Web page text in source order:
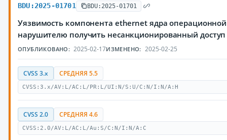
BDU:2025-01701 BDU:2025-01701
Уязвимость компонента ethernet ядра
нарушителю получить несанкционированный
ОПУБЛИКОВАНО: 2025-02-17ИЗМЕНЕНО: 2025-02-25
CVSS 3.x СРЕДНЯЯ 5.5
CVSS:3.x/AV:L/AC:L/PR:L/UI:N/S:U/C:N/I:N/A:H
CVSS 2.0 СРЕДНЯЯ 4.6
CVSS:2.0/AV:L/AC:L/Au:S/C:N/I:N/A:C